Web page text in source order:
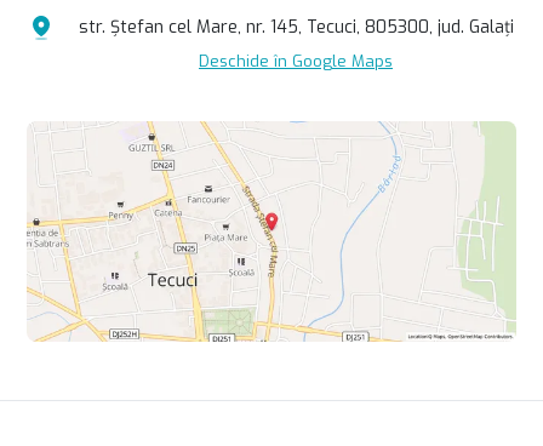
str. Ștefan cel Mare, nr. 145, Tecuci, 805300, jud. Galați
Deschide în Google Maps